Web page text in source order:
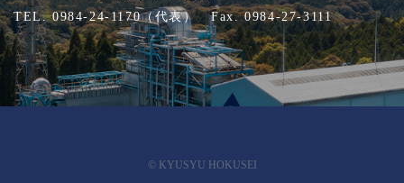
TEL. 0984-24-1170（代表） Fax. 0984-27-3111
© KYUSYU HOKUSEI